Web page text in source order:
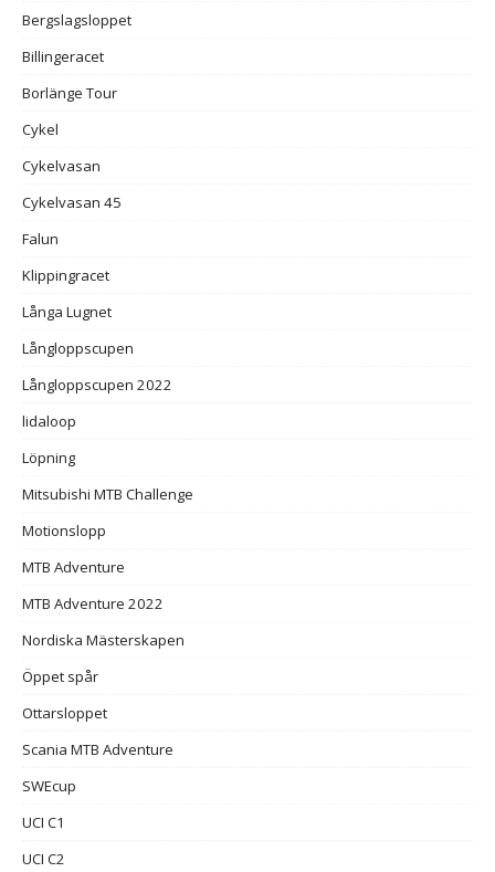
Bergslagsloppet
Billingeracet
Borlänge Tour
Cykel
Cykelvasan
Cykelvasan 45
Falun
Klippingracet
Långa Lugnet
Långloppscupen
Långloppscupen 2022
lidaloop
Löpning
Mitsubishi MTB Challenge
Motionslopp
MTB Adventure
MTB Adventure 2022
Nordiska Mästerskapen
Öppet spår
Ottarsloppet
Scania MTB Adventure
SWEcup
UCI C1
UCI C2